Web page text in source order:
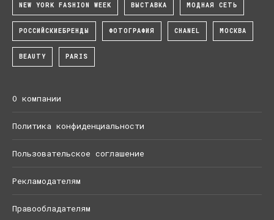
NEW YORK FASHION WEEK ВЫСТАВКА МОДНАЯ СЕТЬ
РОССИЙСКИЕБРЕНДЫ ФОТОГРАФИЯ CHANEL МОСКВА
BEAUTY PARIS
О компании
Политика конфиденциальности
Пользовательское соглашение
Рекламодателям
Правообладателям